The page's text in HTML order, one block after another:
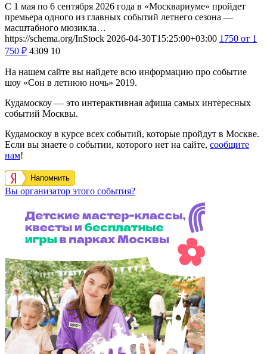
С 1 мая по 6 сентября 2026 года в «Москвариуме» пройдет
премьера одного из главных событий летнего сезона —
масштабного мюзикла…
https://schema.org/InStock 2026-04-30T15:25:00+03:00 1750 от 1
750 ₽ 4309 10
На нашем сайте вы найдете всю информацию про событие
шоу «Сон в летнюю ночь» 2019.
Кудамоскоу — это интерактивная афиша самых интересных
событий Москвы.
Кудамоскоу в курсе всех событий, которые пройдут в Москве.
Если вы знаете о событии, которого нет на сайте, сообщите
нам!
Напомнить
Вы организатор этого события?